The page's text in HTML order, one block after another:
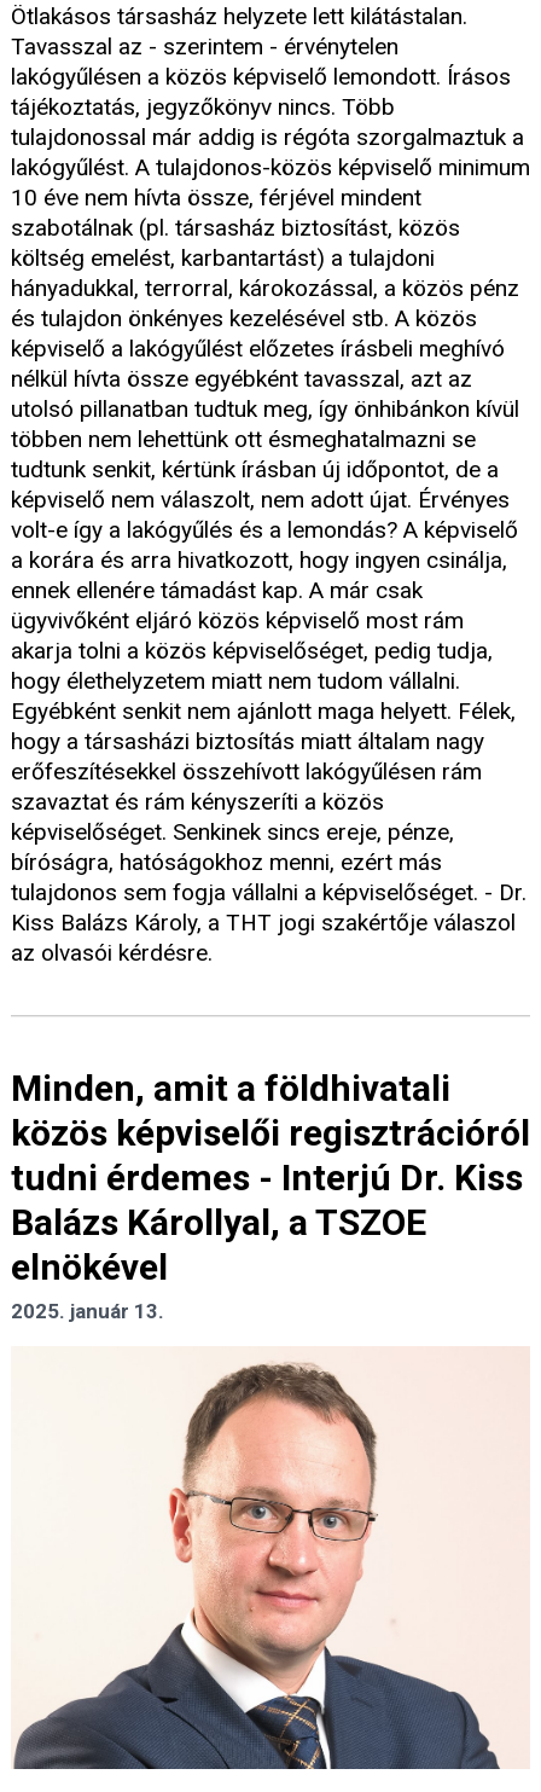
Ötlakásos társasház helyzete lett kilátástalan.
Tavasszal az - szerintem - érvénytelen
lakógyűlésen a közös képviselő lemondott. Írásos
tájékoztatás, jegyzőkönyv nincs. Több
tulajdonossal már addig is régóta szorgalmaztuk a
lakógyűlést. A tulajdonos-közös képviselő minimum
10 éve nem hívta össze, férjével mindent
szabotálnak (pl. társasház biztosítást, közös
költség emelést, karbantartást) a tulajdoni
hányadukkal, terrorral, károkozással, a közös pénz
és tulajdon önkényes kezelésével stb. A közös
képviselő a lakógyűlést előzetes írásbeli meghívó
nélkül hívta össze egyébként tavasszal, azt az
utolsó pillanatban tudtuk meg, így önhibánkon kívül
többen nem lehettünk ott ésmeghatalmazni se
tudtunk senkit, kértünk írásban új időpontot, de a
képviselő nem válaszolt, nem adott újat. Érvényes
volt-e így a lakógyűlés és a lemondás? A képviselő
a korára és arra hivatkozott, hogy ingyen csinálja,
ennek ellenére támadást kap. A már csak
ügyvivőként eljáró közös képviselő most rám
akarja tolni a közös képviselőséget, pedig tudja,
hogy élethelyzetem miatt nem tudom vállalni.
Egyébként senkit nem ajánlott maga helyett. Félek,
hogy a társasházi biztosítás miatt általam nagy
erőfeszítésekkel összehívott lakógyűlésen rám
szavaztat és rám kényszeríti a közös
képviselőséget. Senkinek sincs ereje, pénze,
bíróságra, hatóságokhoz menni, ezért más
tulajdonos sem fogja vállalni a képviselőséget. - Dr.
Kiss Balázs Károly, a THT jogi szakértője válaszol
az olvasói kérdésre.
Minden, amit a földhivatali
közös képviselői regisztrációról
tudni érdemes - Interjú Dr. Kiss
Balázs Károllyal, a TSZOE
elnökével
2025. január 13.